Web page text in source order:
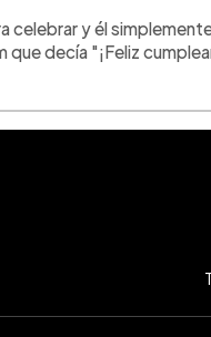
celebrar y él
decía "¡Feliz